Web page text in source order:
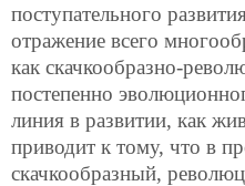
поступательного
отражение всего
как скачкообразно-
постепенно
линия в развитии, как
приводит к тому, что в
скачкообразный,